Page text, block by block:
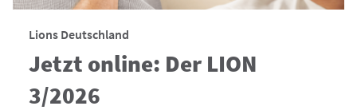
Lions Deutschland
Jetzt online: Der LION
3/2026